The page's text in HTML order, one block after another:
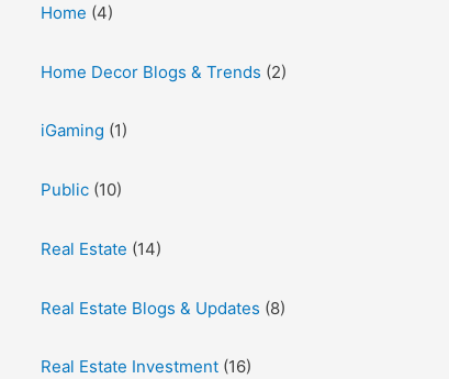
Home (4)
Home Decor Blogs & Trends (2)
iGaming (1)
Public (10)
Real Estate (14)
Real Estate Blogs & Updates (8)
Real Estate Investment (16)